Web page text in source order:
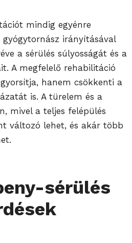
mindig egyénre
irányításával
a sérülés súlyosságát és a
A megfelelő rehabilitáció
hanem csökkenti a
is. A türelem és a
mivel a teljes felépülés
változó lehet, és akár több
sérülés